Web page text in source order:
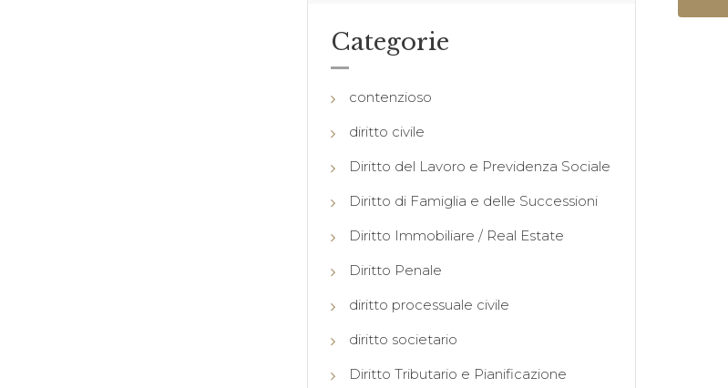
Categorie
contenzioso
diritto civile
Diritto del Lavoro e Previdenza Sociale
Diritto di Famiglia e delle Successioni
Diritto Immobiliare / Real Estate
Diritto Penale
diritto processuale civile
diritto societario
Diritto Tributario e Pianificazione